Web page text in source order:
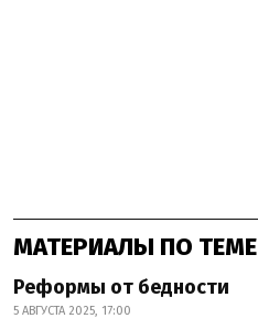
МАТЕРИАЛЫ ПО ТЕМЕ
Реформы от бедности
5 АВГУСТА 2025, 17:00